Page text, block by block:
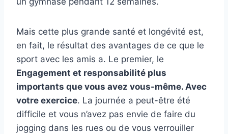
Mais cette plus grande santé et longévité est,
en fait, le résultat des avantages de ce que le
sport avec les amis a. Le premier, le
Engagement et responsabilité plus
importants que vous avez vous-même. Avec
votre exercice. La journée a peut-être été
difficile et vous n’avez pas envie de faire du
jogging dans les rues ou de vous verrouiller